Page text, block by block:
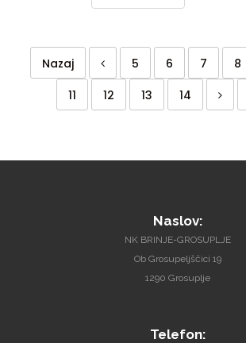
Nazaj 5 6 7 8
11
12 13 14
Naslov:
NK BRINJE-GROSUPLJE
Ob Grosupeljščici 19
1290 Grosuplje
Telefon: